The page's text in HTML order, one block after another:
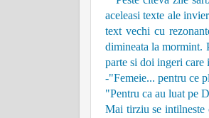
aceleasi texte ale
text vechi cu
dimineata la mormint.
parte si doi ingeri care
-"Femeie... pentru ce
"Pentru ca au luat pe
Mai tirziu se intilneste